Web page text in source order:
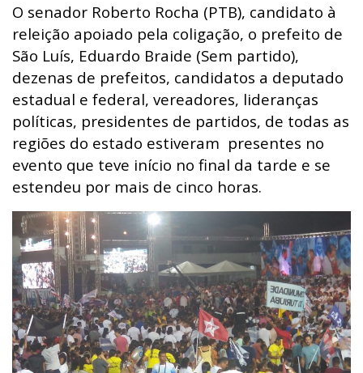
O senador Roberto Rocha (PTB), candidato à
releição apoiado pela coligação, o prefeito de
São Luís, Eduardo Braide (Sem partido),
dezenas de prefeitos, candidatos a deputado
estadual e federal, vereadores, lideranças
políticas, presidentes de partidos, de todas as
regiões do estado estiveram presentes no
evento que teve início no final da tarde e se
estendeu por mais de cinco horas.